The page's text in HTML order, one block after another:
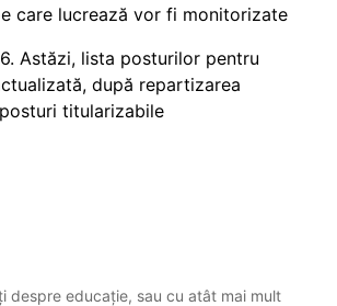
care lucrează vor fi monitorizate
Astăzi, lista posturilor pentru
după repartizarea
titularizabile
despre educație, sau cu atât mai mult